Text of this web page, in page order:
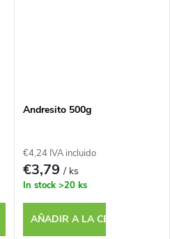
Andresito 500g
€4,24 IVA incluido
€3,79/ ks
In stock >20 ks
AÑADIR A LA CESTA